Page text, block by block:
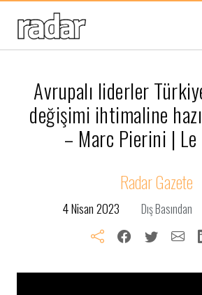
Avrupalı liderler
değişimi ihtimaline
– Marc Pierini | Le
Radar Gazete
4 Nisan 2023 Dış Basından